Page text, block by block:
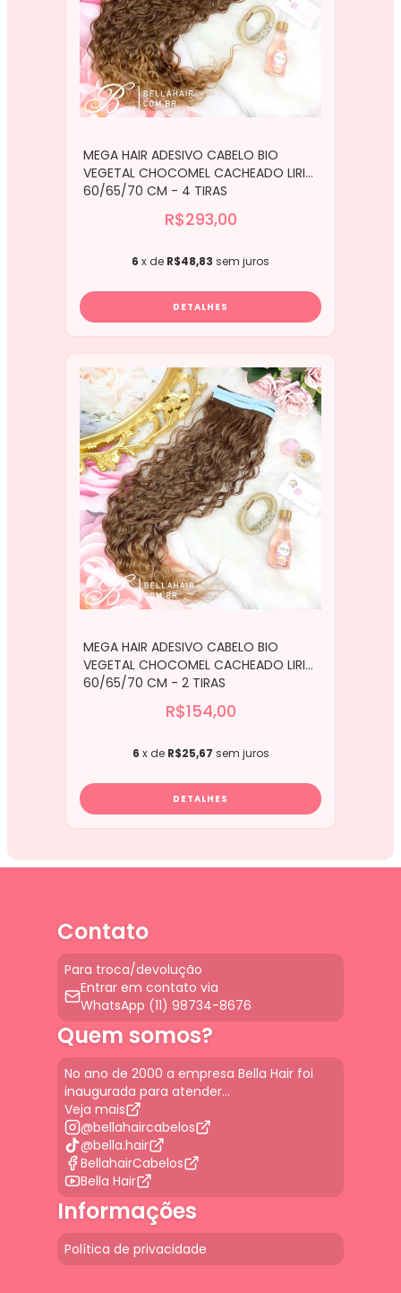
MEGA HAIR ADESIVO CABELO BIO
VEGETAL CHOCOMEL CACHEADO LIRIO
60/65/70 CM - 4 TIRAS
R$293,00
6 x de R$48,83 sem juros
DETALHES
MEGA HAIR ADESIVO CABELO BIO
VEGETAL CHOCOMEL CACHEADO LIRIO
60/65/70 CM - 2 TIRAS
R$154,00
6 x de R$25,67 sem juros
DETALHES
Contato
Para troca/devolução
Entrar em contato via
WhatsApp (11) 98734-8676
Quem somos?
No ano de 2000 a empresa Bella Hair foi
inaugurada para atender...
Veja mais
@bellahaircabelos
@bella.hair
BellahairCabelos
Bella Hair
Informações
Política de privacidade